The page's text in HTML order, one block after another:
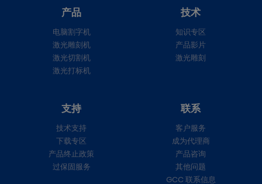
产品
电脑割字机
激光雕刻机
激光切割机
激光打标机
技术
知识专区
产品影片
激光雕刻
支持
技术支持
下载专区
产品终止政策
过保固服务
联系
客户服务
成为代理商
产品咨询
其他问题
GCC 联系信息